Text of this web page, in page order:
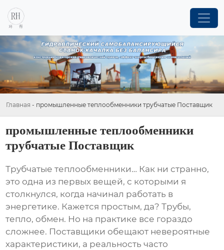
Главная - промышленные теплообменники трубчатые Поставщик
промышленные теплообменники
трубчатые Поставщик
Трубчатые теплообменники… Как ни странно,
это одна из первых вещей, с которыми я
столкнулся, когда начинал работать в
энергетике. Кажется простым, да? Трубы,
тепло, обмен. Но на практике все гораздо
сложнее. Поставщики обещают невероятные
характеристики, а реальность часто